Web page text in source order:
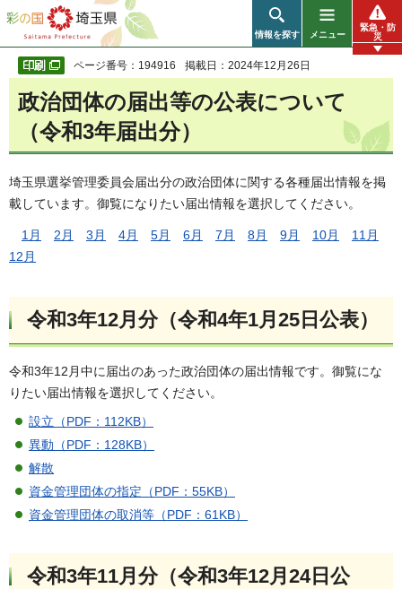
彩の国 埼玉県
情報を探す メニュー
緊急・防
災
ページ番号：194916 掲載日：2024年12月26日
政治団体の届出等の公表について
（令和3年届出分）
埼玉県選挙管理委員会届出分の政治団体に関する各種届出情報を掲
載しています。御覧になりたい届出情報を選択してください。
1月 2月 3月 4月 5月 6月 7月 8月 9月 10月
11月
12月
令和3年12月分（令和4年1月25日公表）
令和3年12月中に届出のあった政治団体の届出情報です。御覧にな
りたい届出情報を選択してください。
設立（PDF：112KB）
異動（PDF：128KB）
解散
資金管理団体の指定（PDF：55KB）
資金管理団体の取消等（PDF：61KB）
令和3年11月分（令和3年12月24日公